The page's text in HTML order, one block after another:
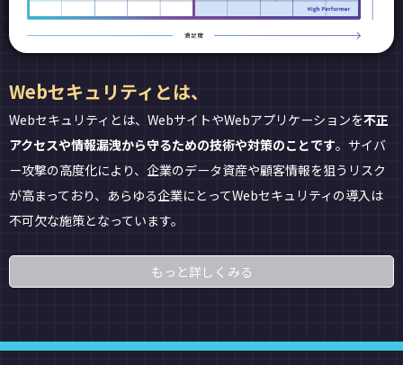
Webセキュリティとは、
Webセキュリティとは、WebサイトやWebアプリケーションを不正
アクセスや情報漏洩から守るための技術や対策のことです。サイバ
ー攻撃の高度化により、企業のデータ資産や顧客情報を狙うリスク
が高まっており、あらゆる企業にとってWebセキュリティの導入は
不可欠な施策となっています。
もっと詳しくみる